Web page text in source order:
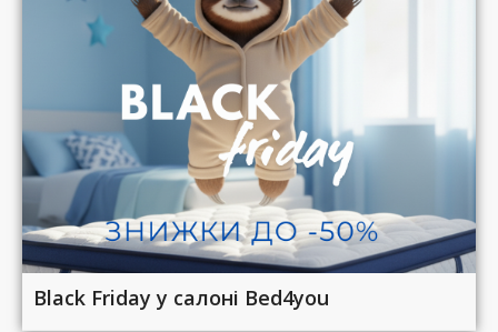
Black Friday у салоні Bed4you